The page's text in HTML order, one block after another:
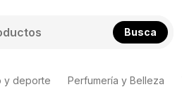
Busca
y deporte Perfumería y Belleza